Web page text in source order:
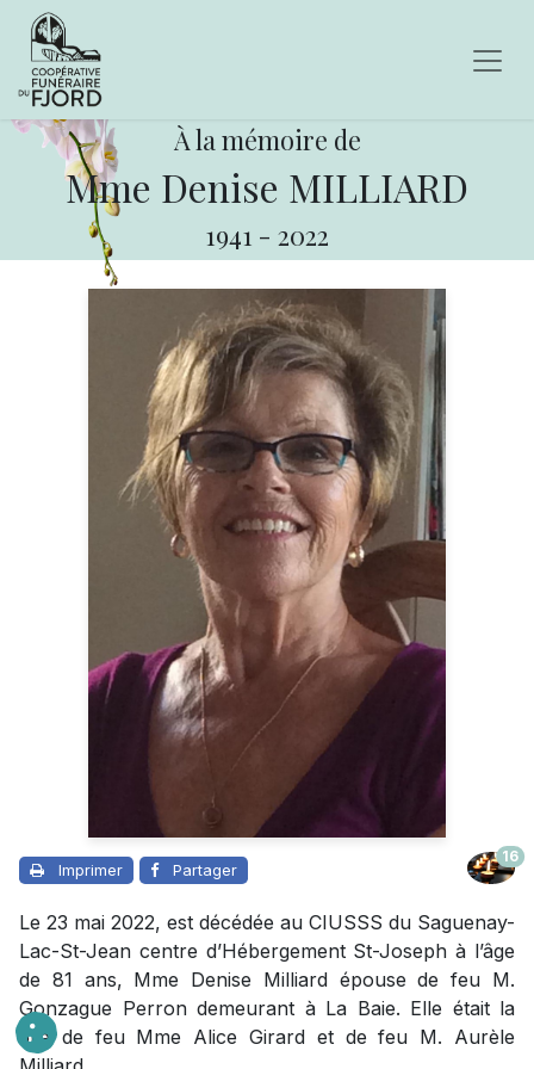
À la mémoire de
Mme Denise MILLIARD
1941 - 2022
Imprimer Partager
16
Le 23 mai 2022, est décédée au CIUSSS du Saguenay-
Lac-St-Jean centre d’Hébergement St-Joseph à l’âge
de 81 ans, Mme Denise Milliard épouse de feu M.
Gonzague Perron demeurant à La Baie. Elle était la
fille de feu Mme Alice Girard et de feu M. Aurèle